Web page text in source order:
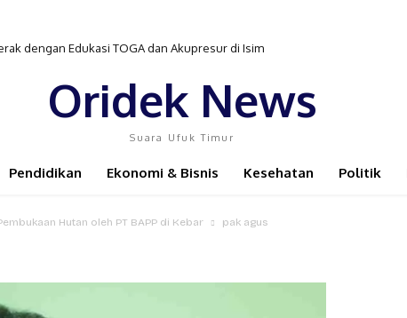
dengan Edukasi TOGA dan Akupresur di Isim
Oridek News
Suara Ufuk Timur
Pendidikan Ekonomi & Bisnis Kesehatan Politik
Hutan oleh PT BAPP di Kebar pak agus